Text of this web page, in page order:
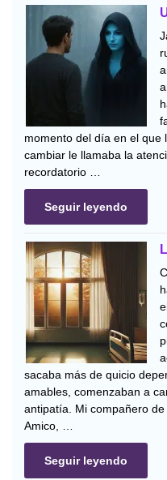
momento del día en el que
cambiar le llamaba la
recordatorio …
Seguir leyendo
sacaba más de quicio
amables, comenzaban a
antipatía. Mi compañero
Amico, …
Seguir leyendo